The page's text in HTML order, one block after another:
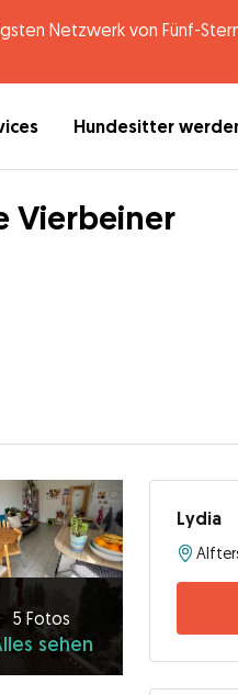
Netzwerk von Fünf-
Hundesitter
Vierbeiner
5 Fotos
sehen
Lydia